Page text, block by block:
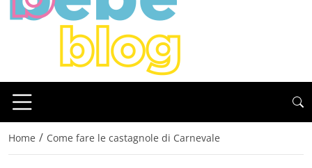
Home / Come fare le castagnole di Carnevale